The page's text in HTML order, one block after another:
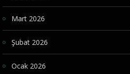
Mart 2026
Şubat 2026
Ocak 2026